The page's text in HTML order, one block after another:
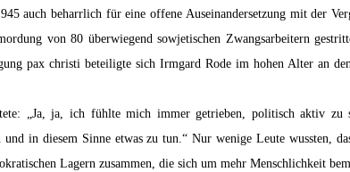
auch beharrlich für eine offene Auseinandersetzung mit der
von 80 überwiegend sowjetischen Zwangsarbeitern
pax christi beteiligte sich Irmgard Rode im hohen Alter an
„Ja, ja, ich fühlte mich immer getrieben, politisch aktiv zu
in diesem Sinne etwas zu tun.“ Nur wenige Leute wussten,
Lagern zusammen, die sich um mehr Menschlichkeit